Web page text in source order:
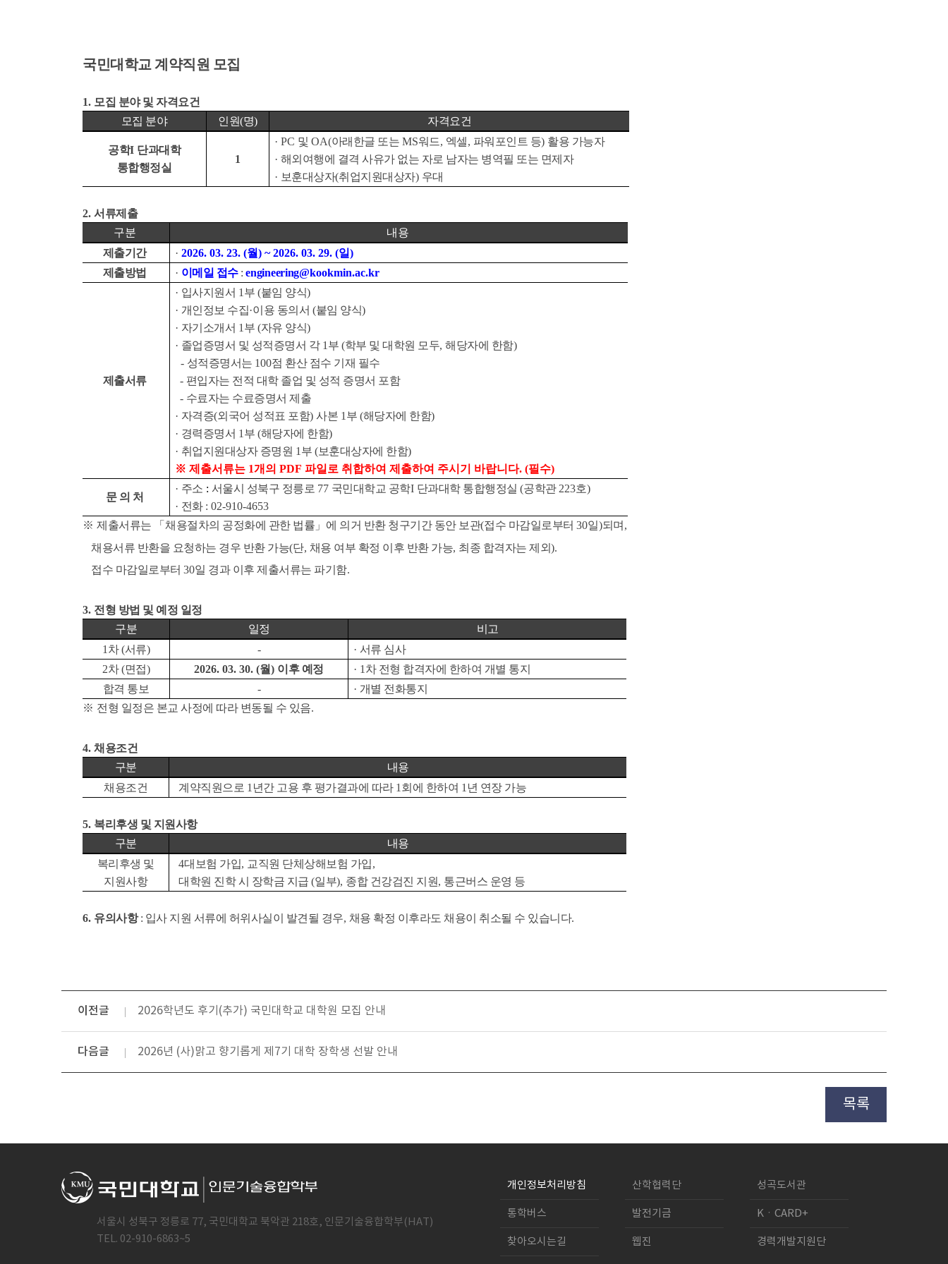
국민대학교 계약직원 모집
1. 모집 분야 및 자격요건
모집 분야
인원(명) 자격요건
공학I 단과대학
통합행정실
1
· PC 및 OA(아래한글 또는 MS워드, 엑셀, 파워포인트 등) 활용 가능자
· 해외여행에 결격 사유가 없는 자로 남자는 병역필 또는 면제자
· 보훈대상자(취업지원대상자) 우대
2. 서류제출
구분
내용
제출기간
· 2026. 03. 23. (월) ~ 2026. 03. 29. (일)
제출방법
· 이메일 접수 : engineering@kookmin.ac.kr
제출서류
· 입사지원서 1 부 (붙임 양식)
· 개인정보 수집·이용 동의서 (붙임 양식)
· 자기소개서 1 부 (자유 양식)
· 졸업증명서 및 성적증명서 각 1 부 (학부 및 대학원 모두, 해당자에 한함)
- 성적증명서는 100점 환산 점수 기재 필수
- 편입자는 전적 대학 졸업 및 성적 증명서 포함
- 수료자는 수료증명서 제출
· 자격증(외국어 성적표 포함) 사본 1 부 (해당자에 한함)
· 경력증명서 1 부 (해당자에 한함)
· 취업지원대상자 증명원 1 부 (보훈대상자에 한함)
※ 제출서류는 1개의 PDF 파일로 취합하여 제출하여 주시기 바랍니다. (필수)
문 의 처
· 주소 : 서울시 성북구 정릉로 77 국민대학교 공학I 단과대학 통합행정실 (공학관 223호)
· 전화 : 02-910-4653
※ 제출서류는 「 채용절차의 공정화에 관한 법률 」 에 의거 반환 청구기간 동안 보관(접수 마감일로부터 30일)되며 ,
채용서류 반환을 요청하는 경우 반환 가능(단, 채용 여부 확정 이후 반환 가능, 최종 합격자는 제외).
접수 마감일로부터 30일 경과 이후 제출서류는 파기함.
3. 전형 방법 및 예정 일정
구분
일정
비고
1 차 (서류) - · 서류 심사
2차 (면접) 2026. 03. 30. (월) 이후 예정 · 1 차 전형 합격자에 한하여 개별 통지
합격 통보
- · 개별 전화통지
※ 전형 일정은 본교 사정에 따라 변동될 수 있음.
4. 채용조건
구분
내용
채용조건
계약직원으로 1 년간 고용 후 평가결과에 따라 1 회에 한하여 1 년 연장 가능
5. 복리후생 및 지원사항
구분
내용
복리후생 및
지원사항
4대보험 가입, 교직원 단체상해보험 가입,
대학원 진학 시 장학금 지급 (일부), 종합 건강검진 지원, 통근버스 운영 등
6. 유의사항 : 입사 지원 서류에 허위사실이 발견될 경우, 채용 확정 이후라도 채용이 취소될 수 있습니다.
이전글 2026학년도 후기(추가) 국민대학교 대학원 모집 안내
다음글 2026년 (사)맑고 향기롭게 제7기 대학 장학생 선발 안내
목록
서울시 성북구 정릉로 77, 국민대학교 북악관 218호, 인문기술융합학부(HAT)
TEL. 02-910-6863~5
개인정보처리방침 산학협력단 성곡도서관
통학버스 발전기금 KㆍCARD+
찾아오시는길 웹진 경력개발지원단